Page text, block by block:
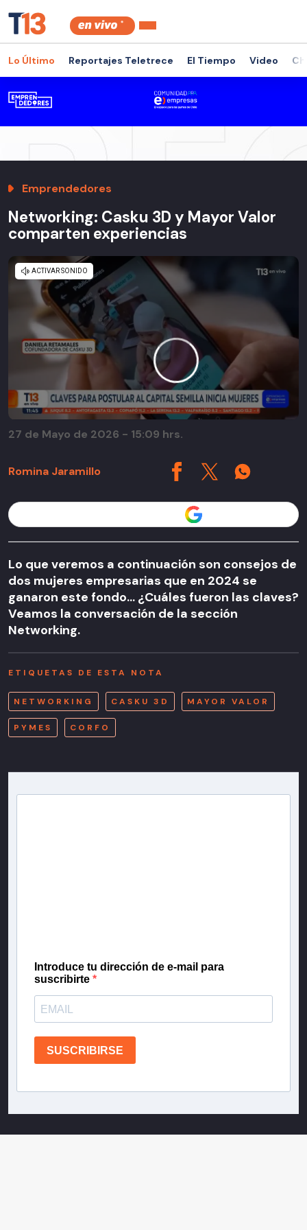
Lo Último Reportajes Teletrece El Tiempo Video
Emprendedores
Networking: Casku 3D y Mayor Valor
comparten experiencias
Romina Jaramillo
27 de Mayo de 2026 - 15:09 hrs.
Lo que veremos a continuación son consejos de
dos mujeres empresarias que en 2024 se
ganaron este fondo... ¿Cuáles fueron las claves?
Veamos la conversación de la sección
Networking.
ETIQUETAS DE ESTA NOTA
NETWORKING CASKU 3D MAYOR VALOR
PYMES CORFO
Introduce tu dirección de e-mail para
suscribirte
SUSCRIBIRSE